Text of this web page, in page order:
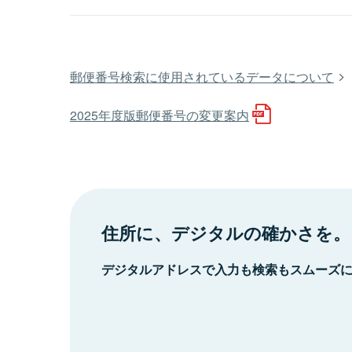
郵便番号検索に使用されているデータについて
2025年度版郵便番号の変更案内
住所に、デジタルの確かさを。
デジタルアドレスで入力も検索もスムーズ